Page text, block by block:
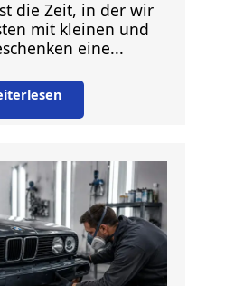
die Zeit, in der wir
mit kleinen und
eine...